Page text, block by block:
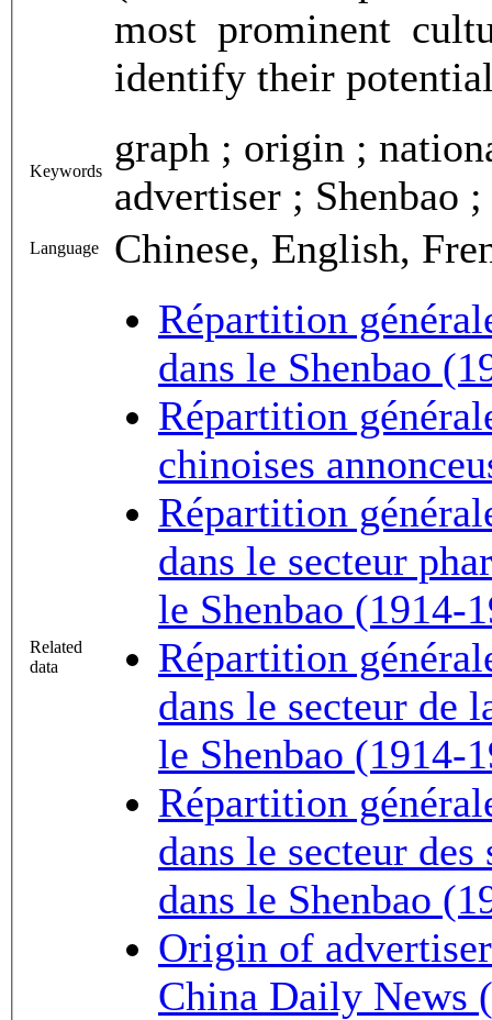
most prominent
identify their
Keywords
graph ; origin ;
advertiser ; Shenbao
Language Chinese, English,
Related
data
Répartition
dans le Shenbao
Répartition
chinoises
Répartition
dans le secteur
le Shenbao (1914-
Répartition
dans le secteur de
le Shenbao (1914-
Répartition
dans le secteur
dans le Shenbao
Origin of
China Daily News